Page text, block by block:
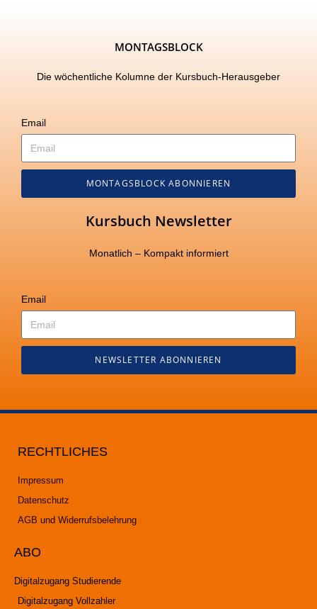
MONTAGSBLOCK
Die wöchentliche Kolumne der Kursbuch-Herausgeber
Email
MONTAGSBLOCK ABONNIEREN
Kursbuch Newsletter
Monatlich – Kompakt informiert
Email
NEWSLETTER ABONNIEREN
RECHTLICHES
Impressum
Datenschutz
AGB und Widerrufsbelehrung
ABO
Digitalzugang Studierende
Digitalzugang Vollzahler